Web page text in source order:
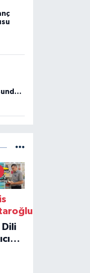
Dili